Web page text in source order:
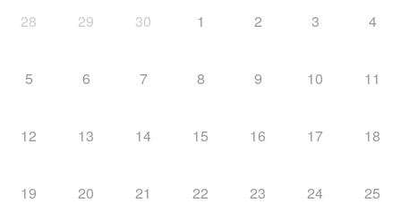
28 29 30 1 2 3 4
5 6 7 8 9 10 11
12 13 14 15 16 17 18
19 20 21 22 23 24 25